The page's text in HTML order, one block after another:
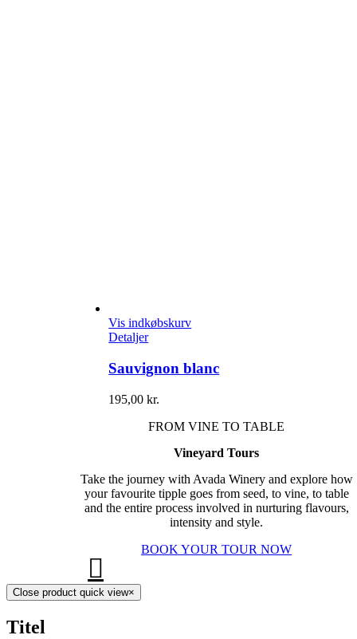
Vis indkøbskurv
Detaljer
Sauvignon blanc
195,00kr.
FROM VINE TO TABLE
Vineyard Tours
Take the journey with Avada Winery and explore how
your favourite tipple goes from seed, to vine, to table
and the entire process involved in nurturing flavours,
intensity and style.
BOOK YOUR TOUR NOW
Close product quick view×
Titel